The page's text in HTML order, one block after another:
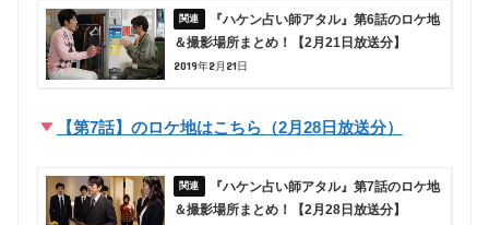
『ハケン占い師アタル』第6話のロケ地
＆撮影場所まとめ！【2月21日放送分】
2019年2月21日
【第7話】のロケ地はこちら（2月28日放送分）
『ハケン占い師アタル』第7話のロケ地
＆撮影場所まとめ！【2月28日放送分】